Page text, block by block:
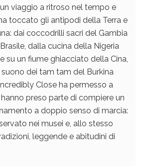
viaggio a ritroso nel tempo e
toccato gli antipodi della Terra e
dai coccodrilli sacri del Gambia
dalla cucina della Nigeria
su un fiume ghiacciato della Cina,
dei tam tam del Burkina
Close ha permesso a
preso parte di compiere un
a doppio senso di marcia:
nei musei e, allo stesso
leggende e abitudini di